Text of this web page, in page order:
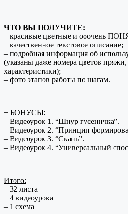
ЧТО ВЫ ПОЛУЧИТЕ:
– красивые цветные и ооочень
– качественное текстовое описание;
– подробная информация об
(указаны даже номера цветов пряжи,
характеристики);
– фото этапов работы по шагам.
+ БОНУСЫ:
– Видеоурок 1. “Шнур гусеничка”.
– Видеоурок 2. “Принцип
– Видеоурок 3. “Скань”.
– Видеоурок 4. “Универсальный
Итого:
– 32 листа
– 4 видеоурока
– 1 схема